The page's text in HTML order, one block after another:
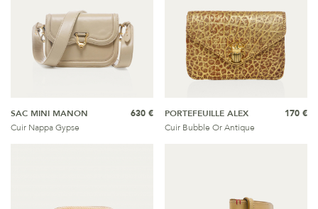
SAC MINI MANON
Cuir Nappa Gypse
630 €
PORTEFEUILLE ALEX
Cuir Bubble Or Antique
170 €